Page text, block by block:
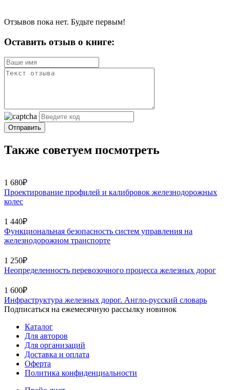
Отзывов пока нет. Будьте первым!
Оставить отзыв о книге:
Отправить
Также советуем посмотреть
1 680₽
Проектирование профилей и калибровок железнодорожных
колес
1 440₽
Функциональная безопасность систем управления на
железнодорожном транспорте
1 250₽
Неопределенность перевозочного процесса железных дорог
1 600₽
Инфраструктура железных дорог. Англо-русский словарь
Подписаться на ежемесячную рассылку новинок
Каталог
Для авторов
Для организаций
Доставка и оплата
Оферта
Политика конфиденциальности